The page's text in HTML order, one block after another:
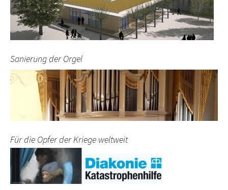
Sanierung der Orgel
Für die Opfer der Kriege weltweit